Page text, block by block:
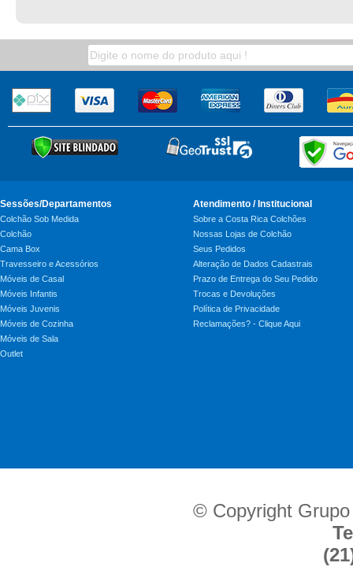
Sessões/Departamentos
Colchão Sob Medida
Colchão
Cama Box
Travesseiro e Acessórios
Móveis de Casal
Móveis Infantis
Móveis Juvenis
Móveis de Cozinha
Móveis de Sala
Outlet
Atendimento / Institucional
Sobre a Costa Rica Colchões
Nossas Lojas de Colchão
Seus Pedidos
Alteração de Dados Cadastrais
Prazo de Entrega do Seu Pedido
Trocas e Devoluções
Política de Privacidade
Reclamações? - Clique Aqui
© Copyright